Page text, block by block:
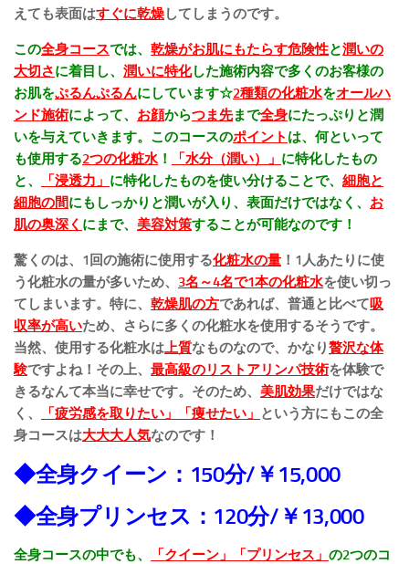
えても表面はすぐに乾燥してしまうのです。
この全身コースでは、 乾燥がお肌にもたらす危険性と潤いの
大切さに着目し、 潤いに特化した施術内容で多くのお客様の
お肌をぷるんぷるんにしています☆2種類の化粧水をオールハ
ンド施術によって、 お顔からつま先まで全身にたっぷりと潤
いを与えていきます。このコースのポイント は、何といって
も使用する2つの化粧水！ 「水分（潤い）」 に特化したもの
と、
「浸透力」 に特化したものを使い分けることで、 細胞と
細胞の間にもしっかりと潤いが入り、表面だけではなく、 お
肌の奥深く にまで、 美容対策することが可能なのです！
驚くのは、1回の施術に使用する化粧水の量 ！1人あたりに使
う化粧水の量が多いため、 3名～4名で1本の化粧水を使い切っ
てしまいます。特に、 乾燥肌の方であれば、普通と比べて吸
収率が高いため、さらに多くの化粧水を使用するそうです。
当然、使用する化粧水は上質なものなので、かなり贅沢な体
験ですよね！その上、 最高級のリストアリンパ技術を体験で
きるなんて本当に幸せです。そのため、 美肌効果だけではな
く、
「疲労感を取りたい」「痩せたい」 という方にもこの全
身コースは大大大人気なのです！
◆全身クイーン：150分/￥15,000
◆全身プリンセス：120分/￥13,000
全身コースの中でも、 「クイーン」「プリンセス」 の2つのコ